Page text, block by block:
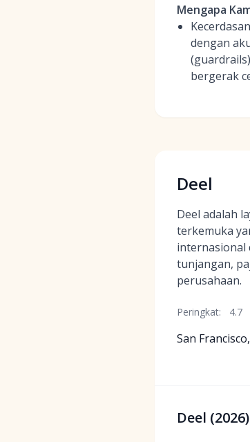
Mengapa
dengan
bergerak
Deel
Deel adalah
terkemuka
internasional
tunjangan,
perusahaan.
Peringkat: 4.7
San
Deel